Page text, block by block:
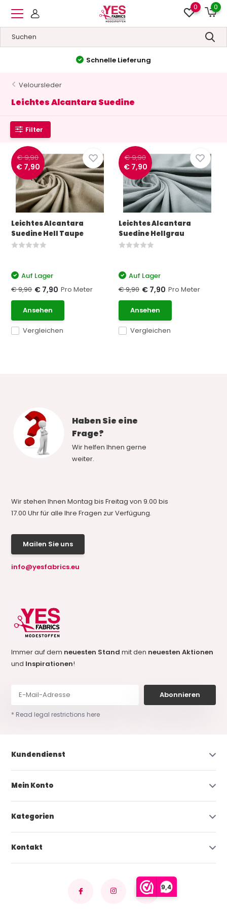
9,4
0 0
Schnelle Lieferung
Veloursleder
Leichtes Alcantara Suedine
Filter
€ 9,90
€ 7,90
Leichtes Alcantara
Suedine Hell Taupe
Vergleichen
Auf Lager
€ 9,90 € 7,90 Pro Meter
Ansehen
€ 9,90
€ 7,90
Leichtes Alcantara
Suedine Hellgrau
Vergleichen
Auf Lager
€ 9,90 € 7,90 Pro Meter
Ansehen
Haben Sie eine
Frage?
Wir helfen Ihnen gerne
weiter.
Wir stehen Ihnen Montag bis Freitag von 9.00 bis
17.00 Uhr für alle Ihre Fragen zur Verfügung.
Mailen Sie uns
info@yesfabrics.eu
Immer auf dem neuesten Standmit den neuesten Aktionen
und Inspirationen!
Abonnieren
* Read legal restrictions here
Kundendienst
Mein Konto
Kategorien
Kontakt